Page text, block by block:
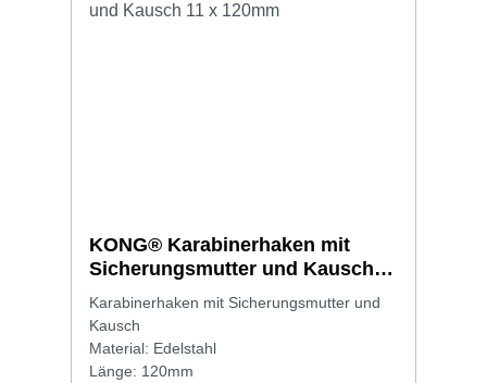
KONG® Karabinerhaken mit
Sicherungsmutter und Kausch
11 x 120mm
Karabinerhaken mit Sicherungsmutter und
Kausch
Material: Edelstahl
Länge: 120mm